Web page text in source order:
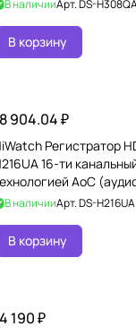
В наличииАрт.DS-
В корзину
904.04 ₽
Регистратор
16-ти
AoC
кабелю)
В наличииАрт.DS-H216UA
В корзину
190 ₽